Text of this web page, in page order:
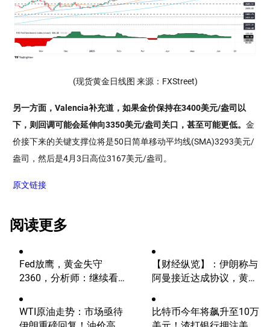
(现货黄金日线图 来源：FXStreet)
另一方面，Valencia补充道，如果金价保持在3400美元/盎司以
下，则回调可能会延伸向3350美元/盎司关口，甚至可能更低。 金
价接下来的关键支撑位将是50日简单移动平均线(SMA)3293美元/
盎司，然后是4月3日高位3167美元/盎司。
原文链接
阅读更多
Fed放鹰，黄金失守
2360，分析师：继续看
【财经纵览】：伊朗称与
阿曼接近达成协议，黄金
三连跌，道指续创历史新
高！
WTI原油走势：市场亟待
比特币今年将飙升至10万